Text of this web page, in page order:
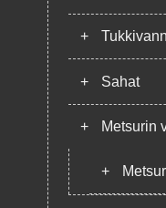
+
+ Sahat
+ Metsurin
+